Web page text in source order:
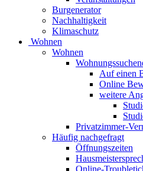
Burgenerator
Nachhaltigkeit
Klimaschutz
Wohnen
Wohnen
Auf einen
Online
weitere
Privatzimmer-
Häufig nachgefragt
Öffnungszeiten